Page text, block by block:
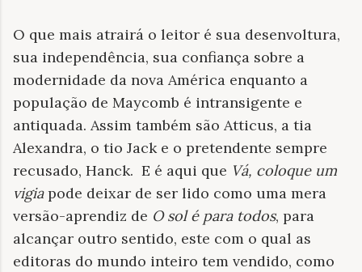
O que mais atrairá o leitor é sua desenvoltura,
sua independência, sua confiança sobre a
modernidade da nova América enquanto a
população de Maycomb é intransigente e
antiquada. Assim também são Atticus, a tia
Alexandra, o tio Jack e o pretendente sempre
recusado, Hanck. E é aqui que Vá, coloque um
vigiapode deixar de ser lido como uma mera
versão-aprendiz de O sol é para todos, para
alcançar outro sentido, este com o qual as
editoras do mundo inteiro tem vendido, como